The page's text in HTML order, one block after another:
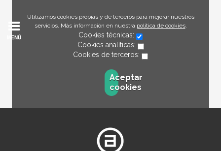
Utilizamos cookies propias y de terceros para mejorar nuestros
servicios. Más información en nuestra política de cookies.
Cookies técnicas:
Cookies analíticas:
Cookies de terceros:
Aceptar
cookies
MENÚ